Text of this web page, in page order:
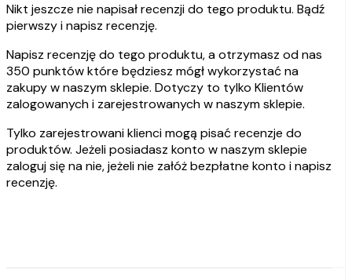
Nikt jeszcze nie napisał recenzji do tego produktu. Bądź
pierwszy i napisz recenzję.
Napisz recenzję do tego produktu, a otrzymasz od nas
350 punktów które będziesz mógł wykorzystać na
zakupy w naszym sklepie. Dotyczy to tylko Klientów
zalogowanych i zarejestrowanych w naszym sklepie.
Tylko zarejestrowani klienci mogą pisać recenzje do
produktów. Jeżeli posiadasz konto w naszym sklepie
zaloguj się na nie, jeżeli nie załóż bezpłatne konto i napisz
recenzję.